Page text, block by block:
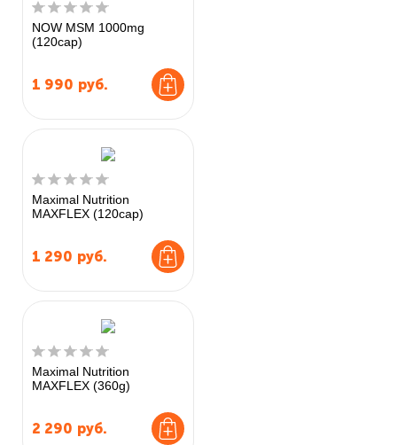
NOW MSM 1000mg
(120cap)
1 990 руб.
Maximal Nutrition
MAXFLEX (120cap)
1 290 руб.
Maximal Nutrition
MAXFLEX (360g)
2 290 руб.